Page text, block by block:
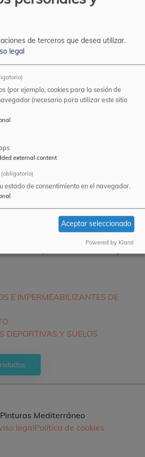
BARNIZ POLIUREANO
monocomponente y
base de resinas alifáticas, no
exterior. Forma una lámina
y flexible. Puede usarse
También como barniz
E IMPERMEABILIZANTES DE
DEPORTIVAS Y SUELOS
Mediterráneo
legalPolítica de cookies
de terceros que desea utilizar.
legal
(por ejemplo, cookies para la sesión de
(necesario para utilizar este sitio
external content
(obligatorio)
estado de consentimiento en el navegador.
Aceptar seleccionado
Powered by Klaro!